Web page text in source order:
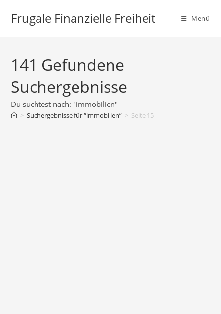
InhaltFrugale Finanzielle Freiheit Menü
141 Gefundene
Suchergebnisse
Du suchtest nach: "immobilien"
> Suchergebnisse für“immobilien” > Seite 15